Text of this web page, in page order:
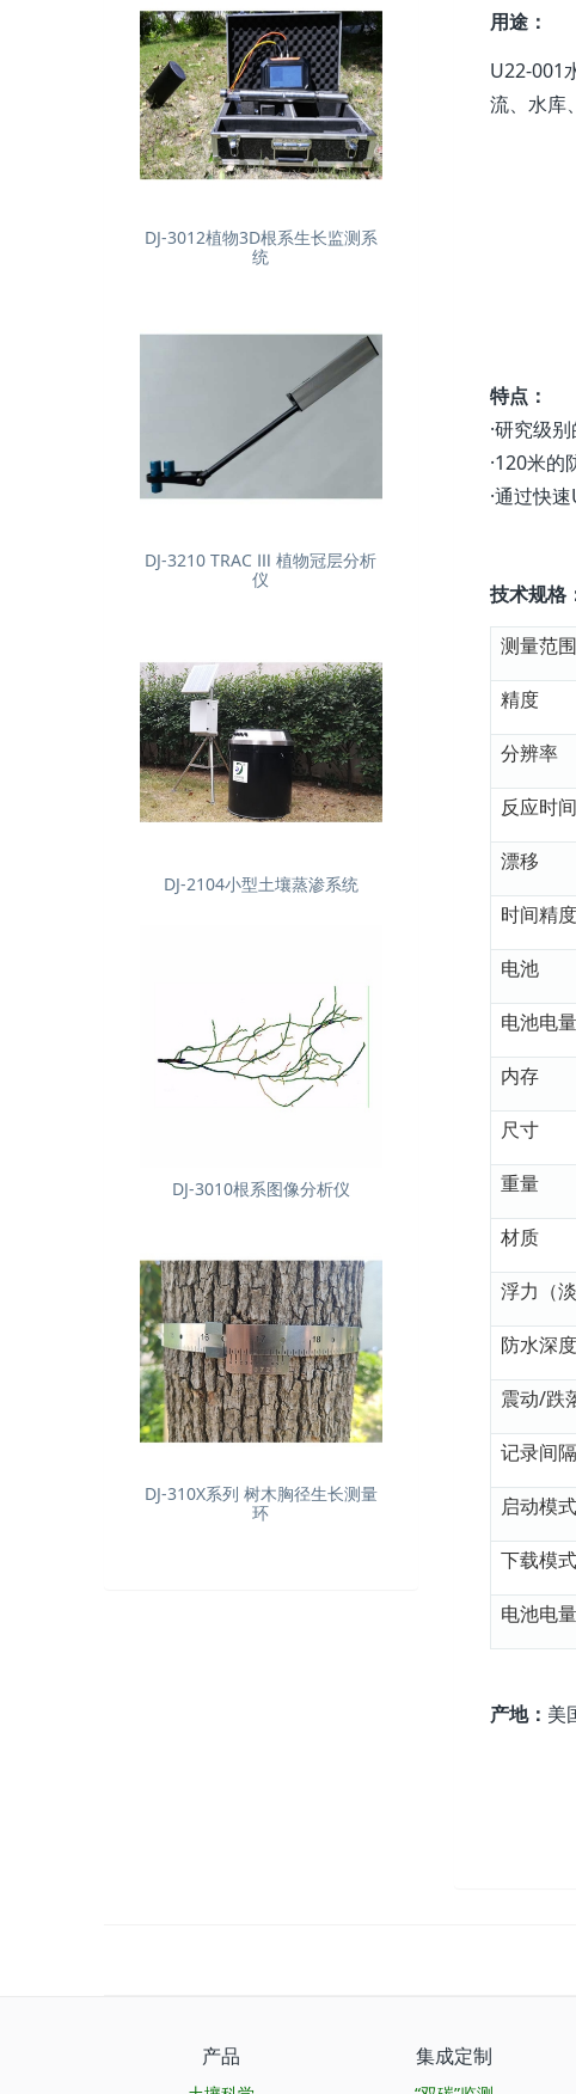
用途：
U22-001
流、水库
特点：
·研究级
·120米的
·通过快
技术规格
测量范围
精度
分辨率
反应时间
漂移
时间精度
电池
电池电量
内存
尺寸
重量
材质
浮力（淡
防水深度
震动/跌
记录间隔
启动模式
下载模式
电池电
产地： 美
DJ-3012植物3D根系生长监测系
统
DJ-3210 TRAC Ⅲ 植物冠层分析
仪
DJ-2104小型土壤蒸渗系统
DJ-3010根系图像分析仪
DJ-310X系列 树木胸径生长测量
环
产品 集成定制